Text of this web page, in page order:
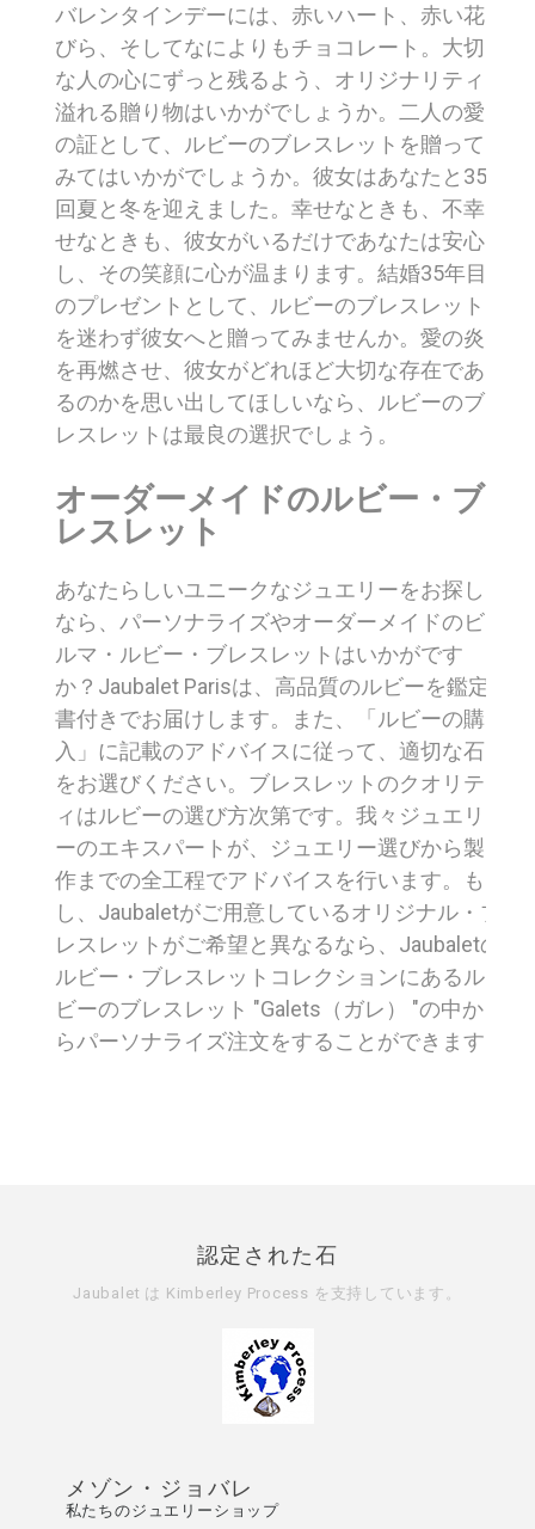
バレンタインデーには、赤いハート、赤い花
びら、そしてなによりもチョコレート。大切
な人の心にずっと残るよう、オリジナリティ
溢れる贈り物はいかがでしょうか。二人の愛
の証として、ルビーのブレスレットを贈って
みてはいかがでしょうか。彼女はあなたと35
回夏と冬を迎えました。幸せなときも、不幸
せなときも、彼女がいるだけであなたは安心
し、その笑顔に心が温まります。結婚35年目
のプレゼントとして、ルビーのブレスレット
を迷わず彼女へと贈ってみませんか。愛の炎
を再燃させ、彼女がどれほど大切な存在であ
るのかを思い出してほしいなら、ルビーのブ
レスレットは最良の選択でしょう。
オーダーメイドのルビー・ブ
レスレット
あなたらしいユニークなジュエリーをお探し
なら、パーソナライズやオーダーメイドのビ
ルマ・ルビー・ブレスレットはいかがです
か？Jaubalet Parisは、高品質のルビーを鑑定
書付きでお届けします。また、「ルビーの購
入」に記載のアドバイスに従って、適切な石
をお選びください。ブレスレットのクオリテ
ィはルビーの選び方次第です。我々ジュエリ
ーのエキスパートが、ジュエリー選びから製
作までの全工程でアドバイスを行います。も
し、Jaubaletがご用意しているオリジナル・ブ
レスレットがご希望と異なるなら、Jaubaletの
ルビー・ブレスレットコレクションにあるル
ビーのブレスレット "Galets（ガレ） "の中か
らパーソナライズ注文をすることができます.
認定された石
Jaubalet は Kimberley Process を支持しています。
メゾン・ジョバレ
私たちのジュエリーショップ